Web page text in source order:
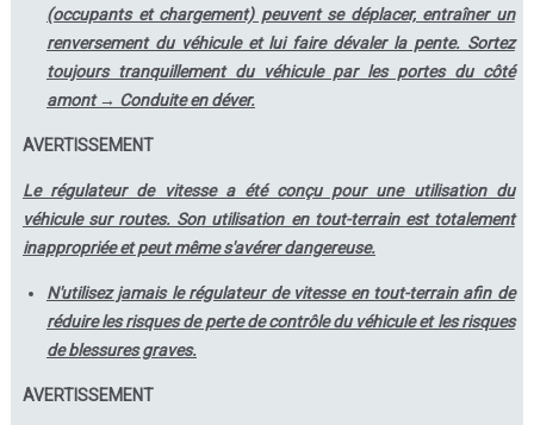
(occupants et chargement) peuvent se déplacer, entraîner un
renversement du véhicule et lui faire dévaler la pente. Sortez
toujours tranquillement du véhicule par les portes du côté
amont → Conduite en déver.
AVERTISSEMENT
Le régulateur de vitesse a été conçu pour une utilisation du
véhicule sur routes. Son utilisation en tout-terrain est totalement
inappropriée et peut même s'avérer dangereuse.
N'utilisez jamais le régulateur de vitesse en tout-terrain afin de
réduire les risques de perte de contrôle du véhicule et les risques
de blessures graves.
AVERTISSEMENT